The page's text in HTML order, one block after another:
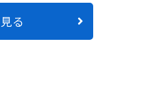
る